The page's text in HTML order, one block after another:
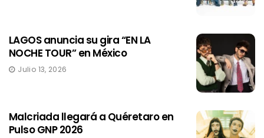
LAGOS anuncia su gira “EN LA
NOCHE TOUR” en México
Julio 13, 2026
Malcriada llegará a Quéretaro en
Pulso GNP 2026